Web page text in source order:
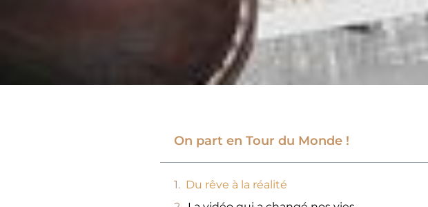
On part en Tour du Monde !
Du rêve à la réalité